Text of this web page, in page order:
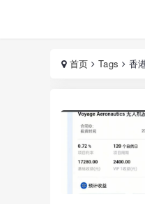
首页 Tags 香